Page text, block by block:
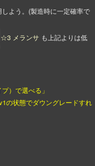
よう。(製造時に一定確率で
☆3 メランサ も上記よりは低
）で選べる」
の状態でダウングレードすれ